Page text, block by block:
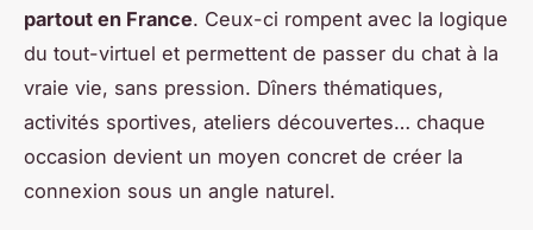
partout en France. Ceux-ci rompent avec la logique
du tout-virtuel et permettent de passer du chat à la
vraie vie, sans pression. Dîners thématiques,
activités sportives, ateliers découvertes… chaque
occasion devient un moyen concret de créer la
connexion sous un angle naturel.